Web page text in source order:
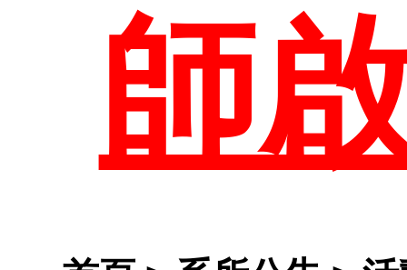
職
研
校
學
師